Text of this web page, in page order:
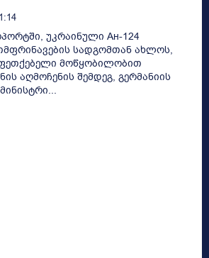
უკრაინული Ан-124
სადგომთან ახლოს,
მოწყობილობით
აღმოჩენის შემდეგ, გერმანიის